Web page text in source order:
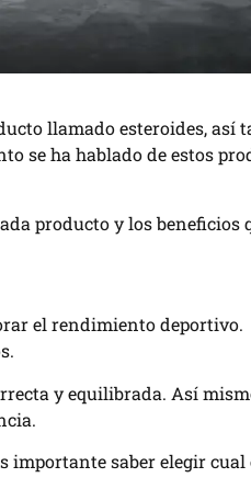
llamado esteroides,
ha hablado de estos
producto y los beneficios
el rendimiento
y equilibrada. Así
saber elegir